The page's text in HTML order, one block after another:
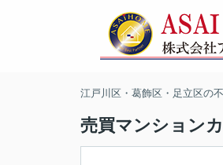
江戸川区・葛飾区・足立区の
売買マンション